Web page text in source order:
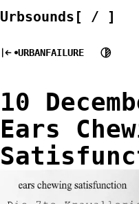
to
Urbsounds[ / ]
URBANFAILURE
10
Ears